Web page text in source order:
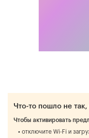
Что-то пошло не
Чтобы активировать
отключите Wi-Fi и